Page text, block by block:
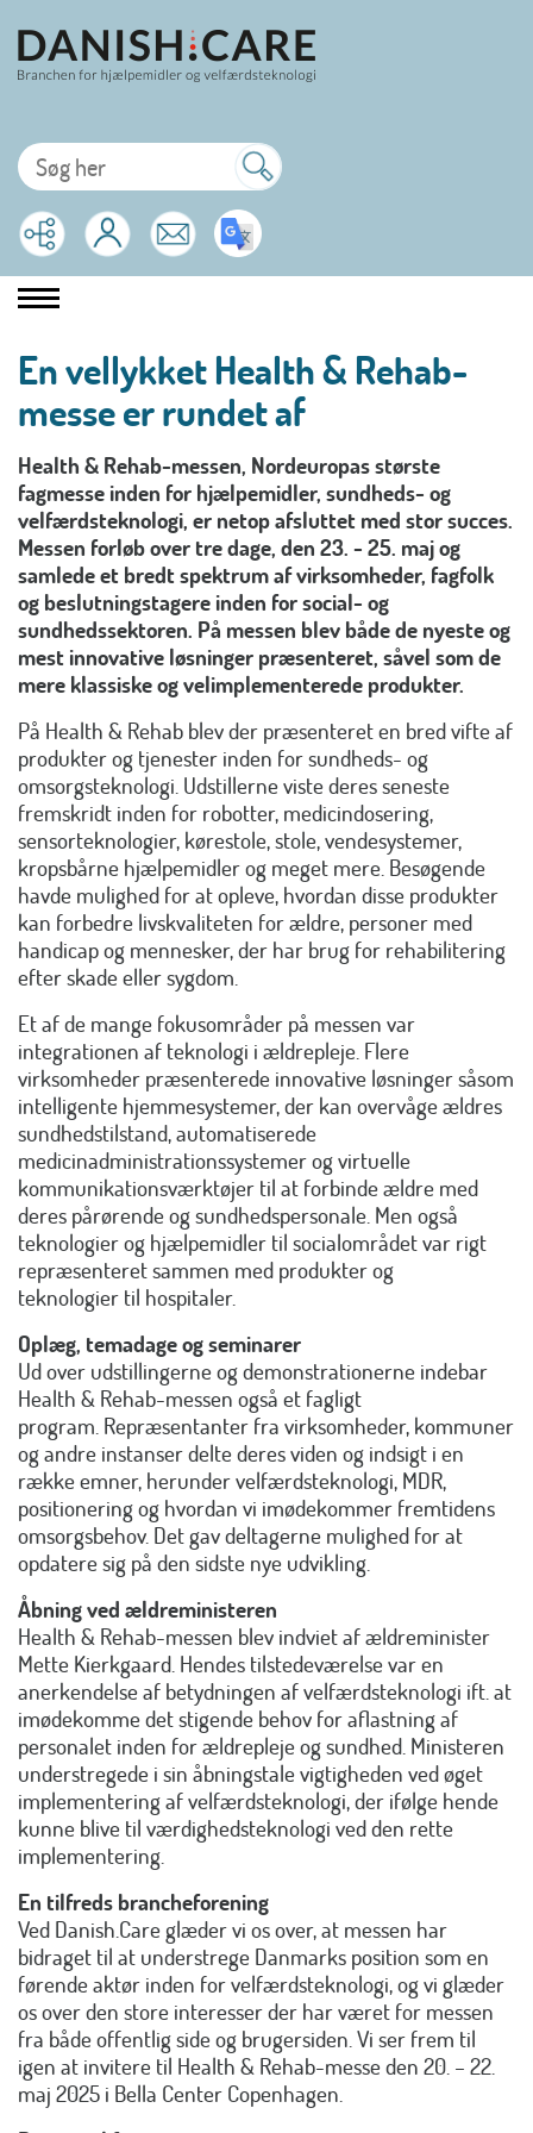
En vellykket Health & Rehab-
messe er rundet af
Health & Rehab-messen, Nordeuropas største
fagmesse inden for hjælpemidler, sundheds- og
velfærdsteknologi, er netop afsluttet med stor succes.
Messen forløb over tre dage, den 23. - 25. maj og
samlede et bredt spektrum af virksomheder, fagfolk
og beslutningstagere inden for social- og
sundhedssektoren. På messen blev både de nyeste og
mest innovative løsninger præsenteret, såvel som de
mere klassiske og velimplementerede produkter.
På Health & Rehab blev der præsenteret en bred vifte af
produkter og tjenester inden for sundheds- og
omsorgsteknologi. Udstillerne viste deres seneste
fremskridt inden for robotter, medicindosering,
sensorteknologier, kørestole, stole, vendesystemer,
kropsbårne hjælpemidler og meget mere. Besøgende
havde mulighed for at opleve, hvordan disse produkter
kan forbedre livskvaliteten for ældre, personer med
handicap og mennesker, der har brug for rehabilitering
efter skade eller sygdom.
Et af de mange fokusområder på messen var
integrationen af teknologi i ældrepleje. Flere
virksomheder præsenterede innovative løsninger såsom
intelligente hjemmesystemer, der kan overvåge ældres
sundhedstilstand, automatiserede
medicinadministrationssystemer og virtuelle
kommunikationsværktøjer til at forbinde ældre med
deres pårørende og sundhedspersonale. Men også
teknologier og hjælpemidler til socialområdet var rigt
repræsenteret sammen med produkter og
teknologier til hospitaler.
Oplæg, temadage og seminarer
Ud over udstillingerne og demonstrationerne indebar
Health & Rehab-messen også et fagligt
program. Repræsentanter fra virksomheder, kommuner
og andre instanser delte deres viden og indsigt i en
række emner, herunder velfærdsteknologi, MDR,
positionering og hvordan vi imødekommer fremtidens
omsorgsbehov. Det gav deltagerne mulighed for at
opdatere sig på den sidste nye udvikling.
Åbning ved ældreministeren
Health & Rehab-messen blev indviet af ældreminister
Mette Kierkgaard. Hendes tilstedeværelse var en
anerkendelse af betydningen af velfærdsteknologi ift. at
imødekomme det stigende behov for aflastning af
personalet inden for ældrepleje og sundhed. Ministeren
understregede i sin åbningstale vigtigheden ved øget
implementering af velfærdsteknologi, der ifølge hende
kunne blive til værdighedsteknologi ved den rette
implementering.
En tilfreds brancheforening
Ved Danish.Care glæder vi os over, at messen har
bidraget til at understrege Danmarks position som en
førende aktør inden for velfærdsteknologi, og vi glæder
os over den store interesser der har været for messen
fra både offentlig side og brugersiden. Vi ser frem til
igen at invitere til Health & Rehab-messe den 20. – 22.
maj 2025 i Bella Center Copenhagen.